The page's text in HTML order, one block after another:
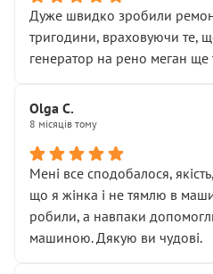
• реальної діагностики, а
“подивились і поїхав”
На жаль, складається
Стосовно комунікації - все
Дуже швидко зробили
тригодини, враховуючи те,
генератор на рено меган ще
Olga С.
8 місяців тому
Мені все сподобалося,
що я жінка і не тямлю в
робили, а навпаки
машиною. Дякую ви чудові.